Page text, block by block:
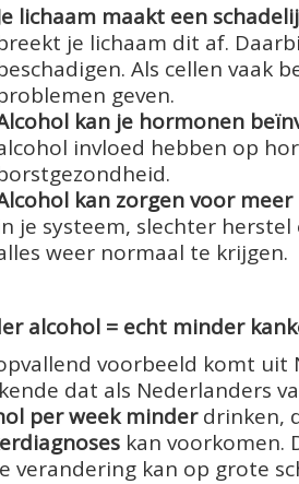
lichaam maakt een
je lichaam dit af.
Als cellen vaak
geven.
kan je hormonen
invloed hebben op
kan zorgen voor
je systeem, slechter
weer normaal te krijgen.
alcohol = echt minder
voorbeeld komt
dat als Nederlanders
per week minderdrinken,
kan voorkomen.
verandering kan op grote